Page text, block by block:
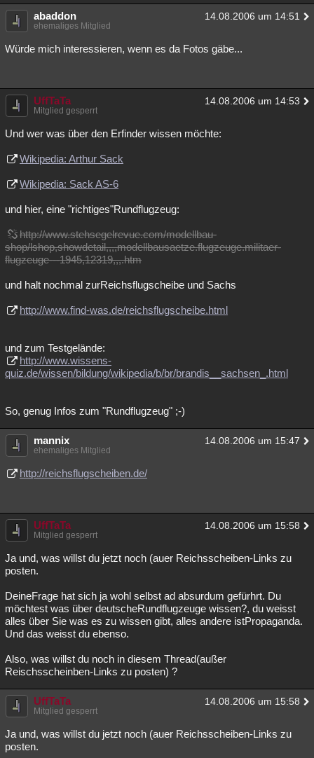
abaddon 14.08.2006 um 14:51
ehemaliges Mitglied
Würde mich interessieren, wenn es da Fotos gäbe...
UffTaTa 14.08.2006 um 14:53
Mitglied gesperrt
Und wer was über den Erfinder wissen möchte:
Wikipedia: Arthur Sack
Wikipedia: Sack AS-6
und hier, eine "richtiges"Rundflugzeug:
http://www.stehsegelrevue.com/modellbau-
shop/lshop,showdetail,,,,modellbausaetze.flugzeuge.militaer-
flugzeuge---1945,12319,,,.htm
und halt nochmal zurReichsflugscheibe und Sachs
http://www.find-was.de/reichsflugscheibe.html
und zum Testgelände:
http://www.wissens-
quiz.de/wissen/bildung/wikipedia/b/br/brandis__sachsen_.html
So, genug Infos zum "Rundflugzeug" ;-)
mannix 14.08.2006 um 15:47
ehemaliges Mitglied
http://reichsflugscheiben.de/
UffTaTa 14.08.2006 um 15:58
Mitglied gesperrt
Ja und, was willst du jetzt noch (auer Reichsscheiben-Links zu
posten.
DeineFrage hat sich ja wohl selbst ad absurdum gefürhrt. Du
möchtest was über deutscheRundflugzeuge wissen?, du weisst
alles über Sie was es zu wissen gibt, alles andere istPropaganda.
Und das weisst du ebenso.
Also, was willst du noch in diesem Thread(außer
Reischsscheinben-Links zu posten) ?
UffTaTa 14.08.2006 um 15:58
Mitglied gesperrt
Ja und, was willst du jetzt noch (auer Reichsscheiben-Links zu
posten.